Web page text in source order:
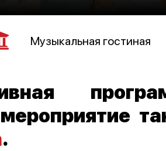
Музыкальная гостиная
.